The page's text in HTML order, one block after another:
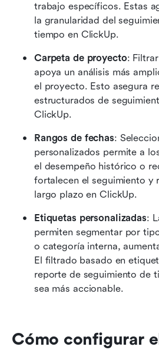
trabajo específicos. Estas
la granularidad del
tiempo en ClickUp.
Carpeta de proyecto:
apoya un análisis más
el proyecto. Esto asegura
estructurados de
ClickUp.
Rangos de fechas:
personalizados permite a
el desempeño histórico o
fortalecen el seguimiento y
largo plazo en ClickUp.
Etiquetas personalizadas:
permiten segmentar por
o categoría interna,
El filtrado basado en
reporte de seguimiento de
sea más accionable.
Cómo configurar